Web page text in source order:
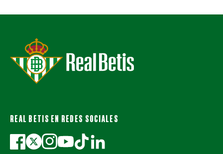
REAL BETIS EN REDES SOCIALES